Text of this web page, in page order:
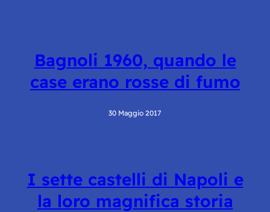
Bagnoli 1960, quando le
case erano rosse di fumo
30 Maggio 2017
I sette castelli di Napoli e
la loro magnifica storia